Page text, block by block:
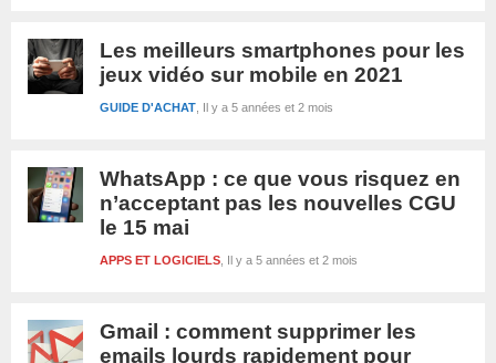
Les meilleurs smartphones pour les
jeux vidéo sur mobile en 2021
Il y a 5 années et 2 mois
GUIDE D'ACHAT
WhatsApp : ce que vous risquez en
n’acceptant pas les nouvelles CGU
le 15 mai
Il y a 5 années et 2 mois
APPS ET LOGICIELS
Gmail : comment supprimer les
emails lourds rapidement pour